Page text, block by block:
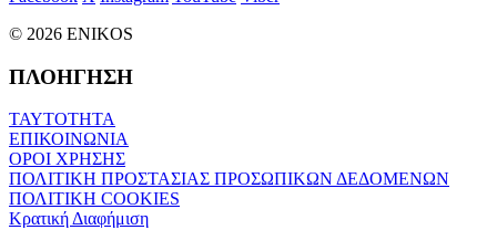
© 2026 ENIKOS
ΠΛΟΗΓΗΣΗ
ΤΑΥΤΟΤΗΤΑ
ΕΠΙΚΟΙΝΩΝΙΑ
ΟΡΟΙ ΧΡΗΣΗΣ
ΠΟΛΙΤΙΚΗ ΠΡΟΣΤΑΣΙΑΣ ΠΡΟΣΩΠΙΚΩΝ ΔΕΔΟΜΕΝΩΝ
ΠΟΛΙΤΙΚΗ COOKIES
Κρατική Διαφήμιση